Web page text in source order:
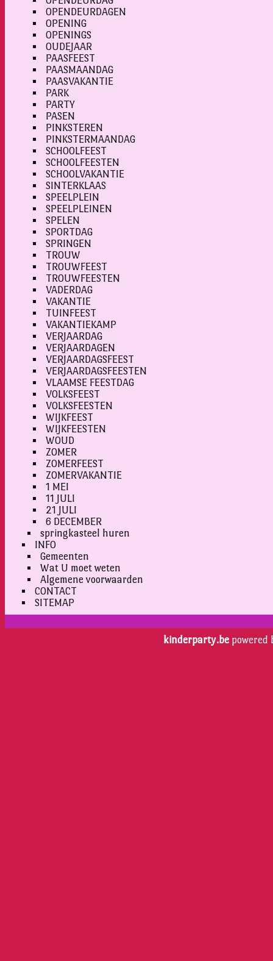
OPENDEURDAGEN
OPENING
OPENINGS
OUDEJAAR
PAASFEEST
PAASMAANDAG
PAASVAKANTIE
PARK
PARTY
PASEN
PINKSTEREN
PINKSTERMAANDAG
SCHOOLFEEST
SCHOOLFEESTEN
SCHOOLVAKANTIE
SINTERKLAAS
SPEELPLEIN
SPEELPLEINEN
SPELEN
SPORTDAG
SPRINGEN
TROUW
TROUWFEEST
TROUWFEESTEN
VADERDAG
VAKANTIE
TUINFEEST
VAKANTIEKAMP
VERJAARDAG
VERJAARDAGEN
VERJAARDAGSFEEST
VERJAARDAGSFEESTEN
VLAAMSE FEESTDAG
VOLKSFEEST
VOLKSFEESTEN
WIJKFEEST
WIJKFEESTEN
WOUD
ZOMER
ZOMERFEEST
ZOMERVAKANTIE
1 MEI
11 JULI
21 JULI
6 DECEMBER
springkasteel huren
INFO
Gemeenten
Wat U moet weten
Algemene voorwaarden
CONTACT
SITEMAP
kinderparty.be powered